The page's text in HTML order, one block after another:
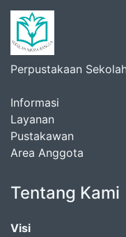
Perpustakaan
Informasi
Layanan
Pustakawan
Area Anggota
Tentang Kami
Visi